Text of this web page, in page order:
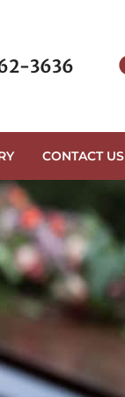
3636
CONTACT US